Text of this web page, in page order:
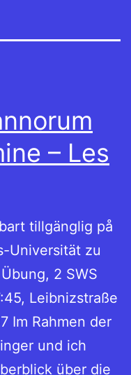
– Les
tillgänglig på
Universität zu
2 SWS
Leibnizstraße
Im Rahmen der
und ich
über die